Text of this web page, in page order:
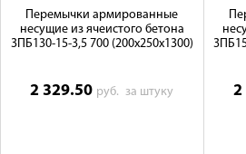
Перемычки армированные
несущие из ячеистого бетона
3ПБ130-15-3,5 700 (200х250х1300)
2 329.50 руб.за штуку 2